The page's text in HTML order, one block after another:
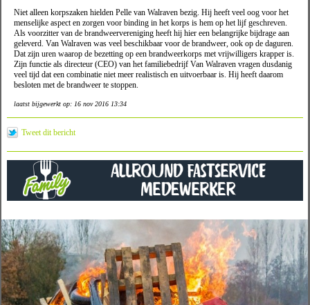
Niet alleen korpszaken hielden Pelle van Walraven bezig. Hij heeft veel oog voor het
menselijke aspect en zorgen voor binding in het korps is hem op het lijf geschreven.
Als voorzitter van de brandweervereniging heeft hij hier een belangrijke bijdrage aan
geleverd. Van Walraven was veel beschikbaar voor de brandweer, ook op de daguren.
Dat zijn uren waarop de bezetting op een brandweerkorps met vrijwilligers krapper is.
Zijn functie als directeur (CEO) van het familiebedrijf Van Walraven vragen dusdanig
veel tijd dat een combinatie niet meer realistisch en uitvoerbaar is. Hij heeft daarom
besloten met de brandweer te stoppen.
laatst bijgewerkt op: 16 nov 2016 13:34
Tweet dit bericht